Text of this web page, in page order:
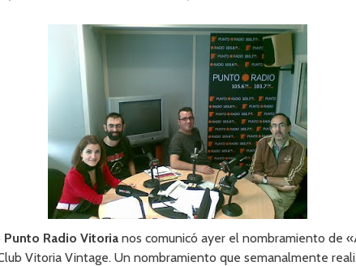
Punto Radio Vitoria nos comunicó ayer el nombramiento de
Vitoria Vintage. Un nombramiento que semanalmente